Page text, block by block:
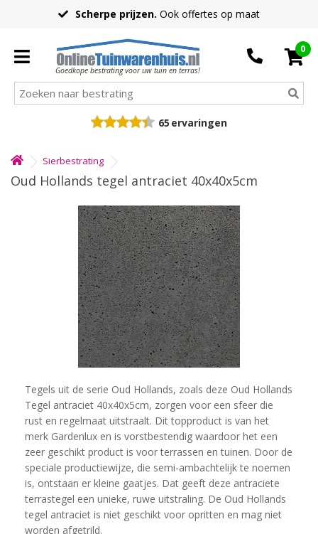
Scherpe prijzen. Ook offertes op maat
Goedkope bestrating voor uw tuin en terras!
0
65 ervaringen
Sierbestrating
Oud Hollands tegel antraciet 40x40x5cm
Tegels uit de serie Oud Hollands, zoals deze Oud Hollands
Tegel antraciet 40x40x5cm, zorgen voor een sfeer die
rust en regelmaat uitstraalt. Dit topproduct is van het
merk Gardenlux en is vorstbestendig waardoor het een
zeer geschikt product is voor terrassen en tuinen. Door de
speciale productiewijze, die semi-ambachtelijk te noemen
is, ontstaan er kleine gaatjes. Dat geeft deze antraciete
terrastegel een unieke, ruwe uitstraling. De Oud Hollands
tegel antraciet is niet geschikt voor opritten en mag niet
worden afgetrild.